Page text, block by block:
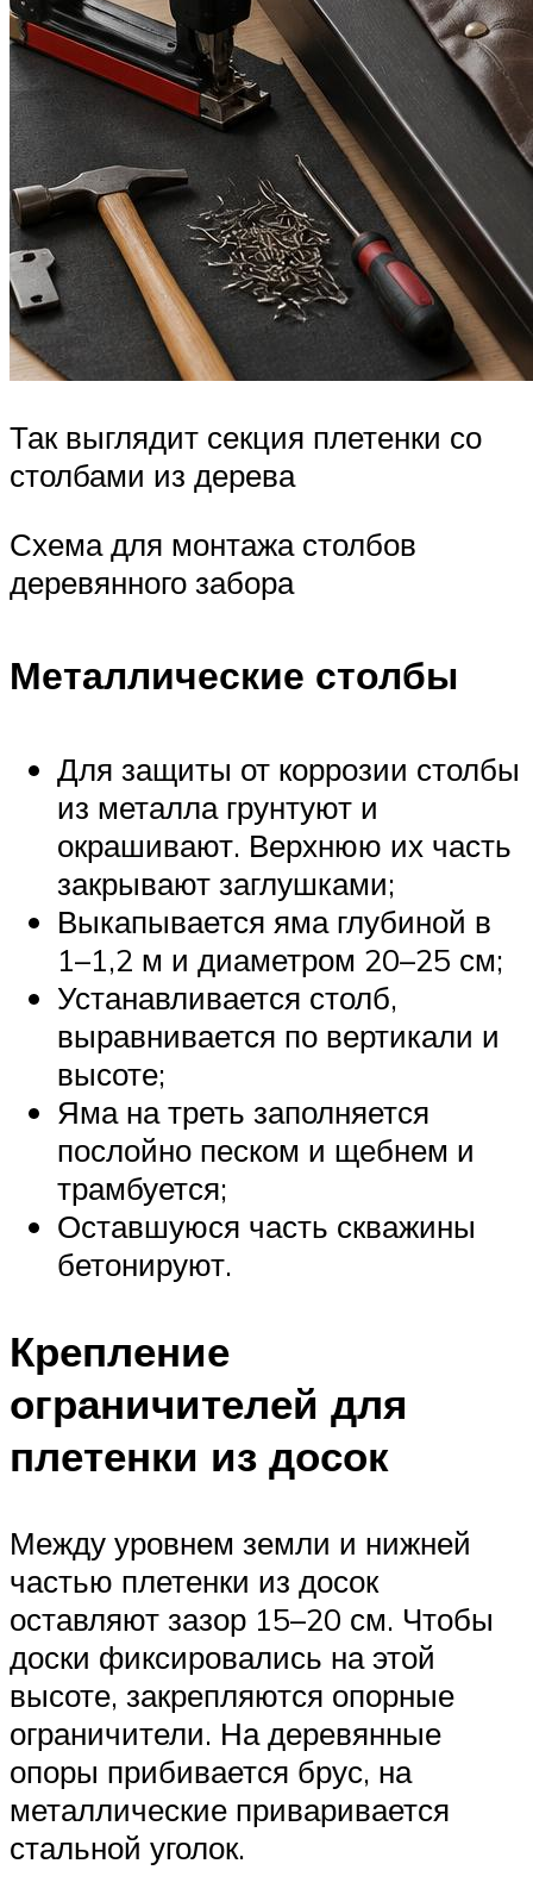
Так выглядит секция плетенки со
столбами из дерева
Схема для монтажа столбов
деревянного забора
Металлические столбы
Для защиты от коррозии столбы
из металла грунтуют и
окрашивают. Верхнюю их часть
закрывают заглушками;
Выкапывается яма глубиной в
1–1,2 м и диаметром 20–25 см;
Устанавливается столб,
выравнивается по вертикали и
высоте;
Яма на треть заполняется
послойно песком и щебнем и
трамбуется;
Оставшуюся часть скважины
бетонируют.
Крепление
ограничителей для
плетенки из досок
Между уровнем земли и нижней
частью плетенки из досок
оставляют зазор 15–20 см. Чтобы
доски фиксировались на этой
высоте, закрепляются опорные
ограничители. На деревянные
опоры прибивается брус, на
металлические приваривается
стальной уголок.